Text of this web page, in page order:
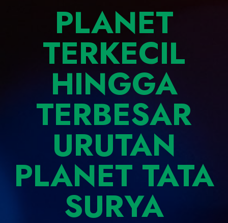
PLANET
TERKECIL
HINGGA
TERBESAR
URUTAN
PLANET TATA
SURYA